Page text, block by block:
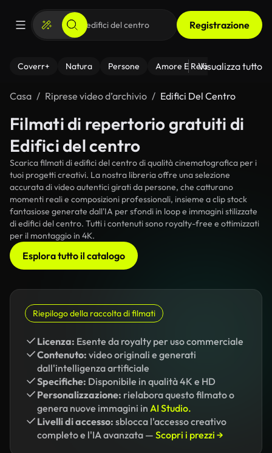
Registrazione
Coverr+ Natura Persone Amore E Relazioni Il
Visualizza tutto
Casa Riprese video d’archivio Edifici Del Centro
Filmati di repertorio gratuiti di
Edifici del centro
Scarica filmati di edifici del centro di qualità cinematografica per i
tuoi progetti creativi. La nostra libreria offre una selezione
accurata di video autentici girati da persone, che catturano
momenti reali e composizioni professionali, insieme a clip stock
fantasiose generate dall'IA per sfondi in loop e immagini stilizzate
di edifici del centro. Tutti i contenuti sono royalty-free e ottimizzati
per il montaggio in 4K.
Esplora tutto il catalogo
Riepilogo della raccolta di filmati
Licenza: Esente da royalty per uso commerciale
Contenuto: video originali e generati
dall'intelligenza artificiale
Specifiche: Disponibile in qualità 4K e HD
Personalizzazione: rielabora questo filmato o
genera nuove immagini in AI Studio.
Livelli di accesso: sblocca l'accesso creativo
completo e l'IA avanzata — Scopri i prezzi →